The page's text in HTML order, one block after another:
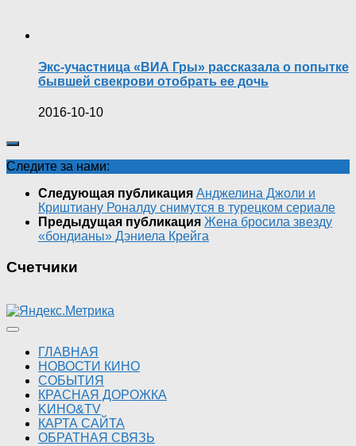
Экс-участница «ВИА Гры» рассказала о попытке
бывшей свекрови отобрать ее дочь
2016-10-10
Следите за нами:
Следующая публикация Анджелина Джоли и
Криштиану Роналду снимутся в турецком сериале
Предыдущая публикация Жена бросила звезду
«бондианы» Дэниела Крейга
Счетчики
ГЛАВНАЯ
НОВОСТИ КИНО
СОБЫТИЯ
КРАСНАЯ ДОРОЖКА
KИНО&TV
КАРТА САЙТА
ОБРАТНАЯ СВЯЗЬ